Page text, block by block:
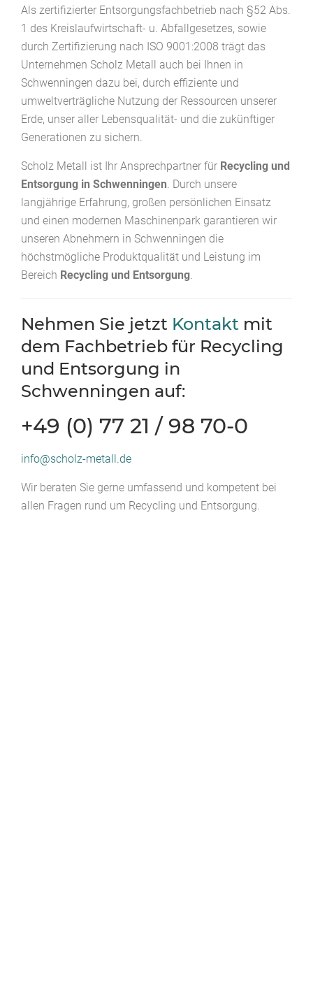
Als zertifizierter Entsorgungsfachbetrieb nach §52 Abs.
1 des Kreislaufwirtschaft- u. Abfallgesetzes, sowie
durch Zertifizierung nach ISO 9001:2008 trägt das
Unternehmen Scholz Metall auch bei Ihnen in
Schwenningen dazu bei, durch effiziente und
umweltverträgliche Nutzung der Ressourcen unserer
Erde, unser aller Lebensqualität- und die zukünftiger
Generationen zu sichern.
Scholz Metall ist Ihr Ansprechpartner für Recycling und
Entsorgung in Schwenningen. Durch unsere
langjährige Erfahrung, großen persönlichen Einsatz
und einen modernen Maschinenpark garantieren wir
unseren Abnehmern in Schwenningen die
höchstmögliche Produktqualität und Leistung im
Bereich Recycling und Entsorgung.
Nehmen Sie jetzt Kontakt mit
dem Fachbetrieb für Recycling
und Entsorgung in
Schwenningen auf:
+49 (0) 77 21 / 98 70-0
info@scholz-metall.de
Wir beraten Sie gerne umfassend und kompetent bei
allen Fragen rund um Recycling und Entsorgung.